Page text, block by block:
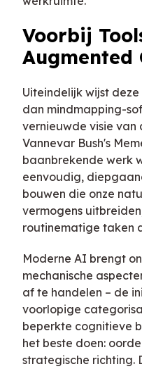
Voorbij
Augmented
Uiteindelijk wijst
dan mindmapping-
vernieuwde visie van
Vannevar Bush's
baanbrekende werk
eenvoudig,
bouwen die onze
vermogens
routinematige taken
Moderne AI brengt
mechanische
af te handelen – de
voorlopige
beperkte cognitieve
het beste doen:
strategische richting.